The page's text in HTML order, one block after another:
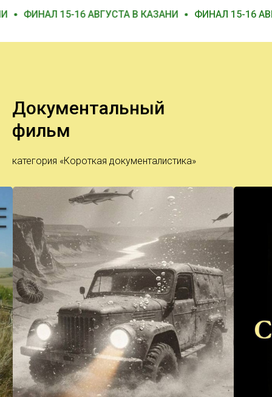
АВГУСТА В КАЗАНИ ФИНАЛ 15-16 АВГУСТА В
Документальный
фильм
категория «Короткая документалистика»